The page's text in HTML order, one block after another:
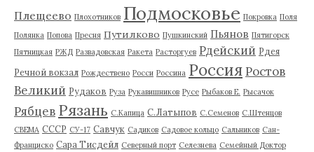
Плещеево Плохотников Подмосковье Покровка Поля
Полянка Попова Пресня Путилково Пушкинский Пьянов Пятигорск
Пятницкая РЖД Развадовская Ракета Расторгуев Рдейский Рдея
Речной вокзал Рождествено Росси Россина Россия Ростов
Великий Рудаков Руза Рукавишников Русе Рыбаков Е. Рысачок
Рябцев Рязань С.Капица С.Латыпов С.Семенов С.Штенцов
СВЕМА СССР СУ-17 Савчук Садиков Садовое кольцо Сальников Сан-
Франциско Сара Тисдейл Северный порт Селезнева Семейный Доктор